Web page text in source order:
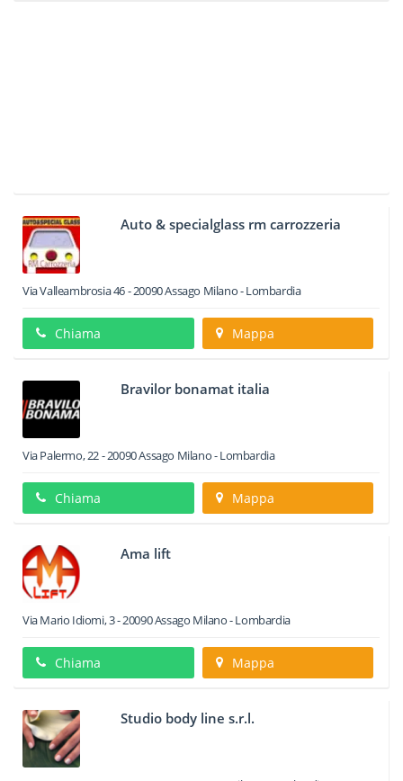
Auto & specialglass rm carrozzeria
Via Valleambrosia 46-20090Assago Milano -Lombardia
Chiama Mappa
Bravilor bonamat italia
Via Palermo, 22-20090Assago Milano -Lombardia
Chiama Mappa
Ama lift
Via Mario Idiomi, 3-20090Assago Milano -Lombardia
Chiama Mappa
Studio body line s.r.l.